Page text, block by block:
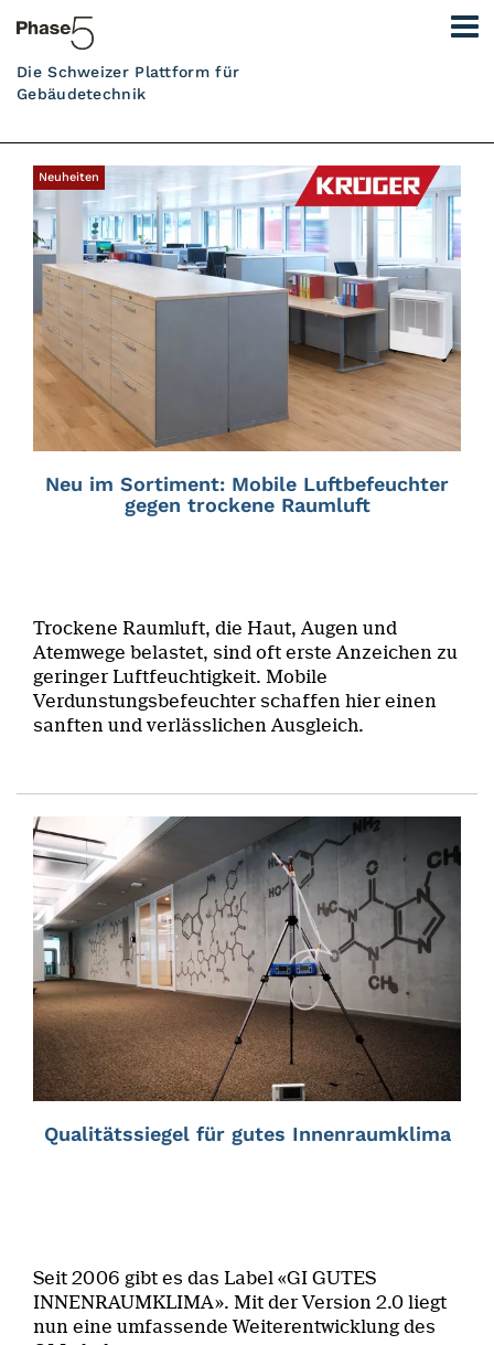
Die Schweizer Plattform für
Gebäudetechnik
Neuheiten
Neu im Sortiment: Mobile Luftbefeuchter
gegen trockene Raumluft
Trockene Raumluft, die Haut, Augen und
Atemwege belastet, sind oft erste Anzeichen zu
geringer Luftfeuchtigkeit. Mobile
Verdunstungsbefeuchter schaffen hier einen
sanften und verlässlichen Ausgleich.
Qualitätssiegel für gutes Innenraumklima
Seit 2006 gibt es das Label «GI GUTES
INNENRAUMKLIMA». Mit der Version 2.0 liegt
nun eine umfassende Weiterentwicklung des